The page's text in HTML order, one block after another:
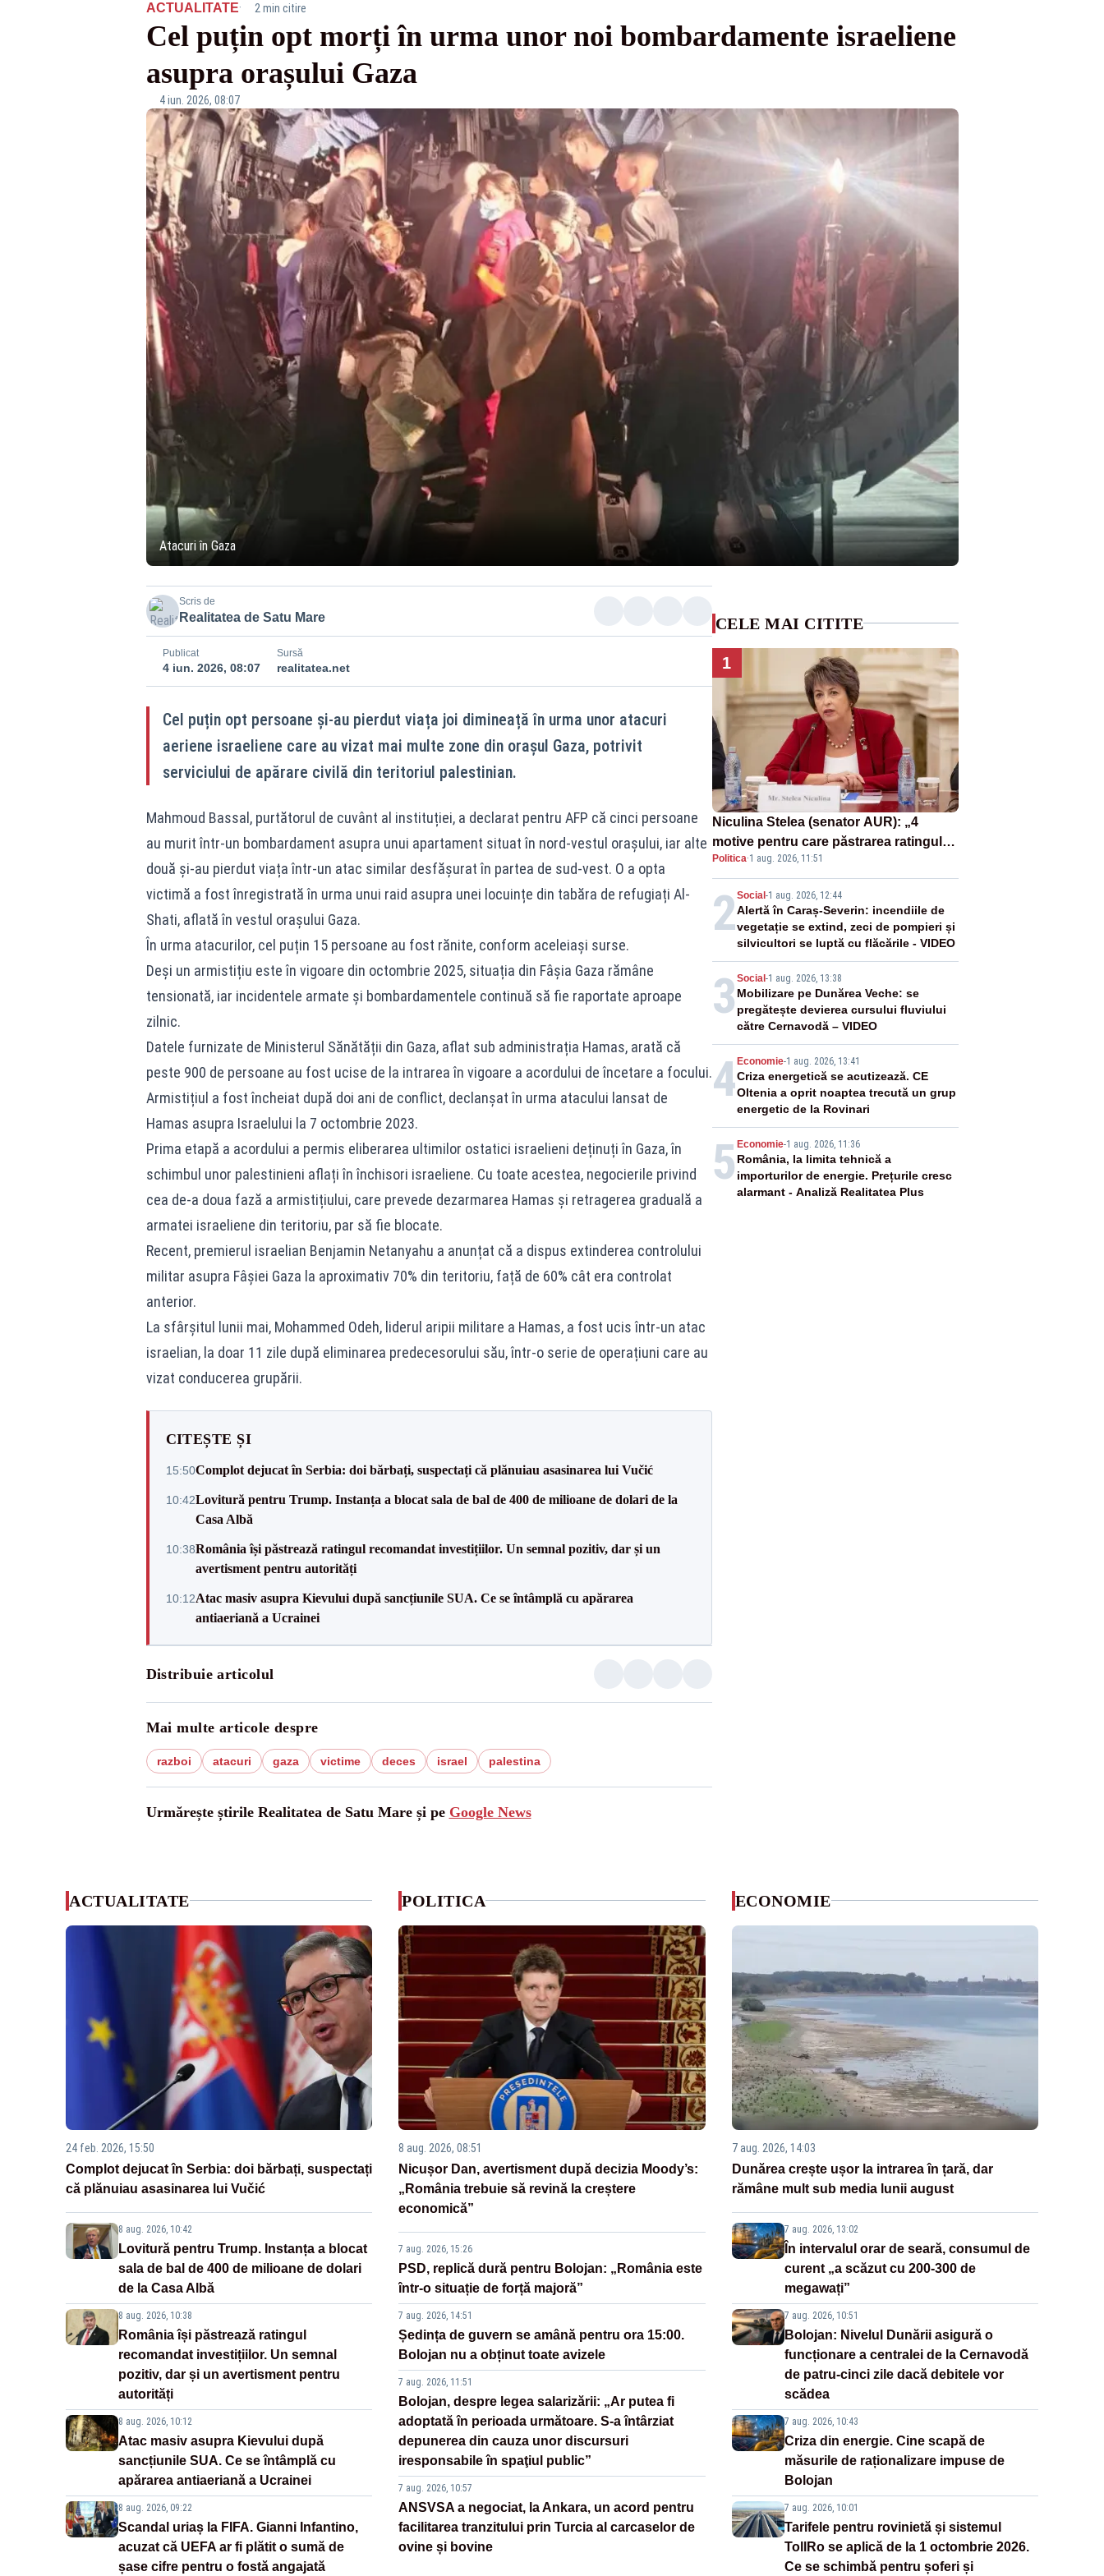
ACTUALITATE· 2 min citire
Cel puțin opt morți în urma unor noi bombardamente israeliene
asupra orașului Gaza
4 iun. 2026, 08:07
Atacuri în Gaza
Scris de
Realitatea de Satu Mare
Publicat
4 iun. 2026, 08:07
Sursă
realitatea.net
Cel puțin opt persoane și-au pierdut viața joi dimineață în urma unor atacuri
aeriene israeliene care au vizat mai multe zone din orașul Gaza, potrivit
serviciului de apărare civilă din teritoriul palestinian.
Mahmoud Bassal, purtătorul de cuvânt al instituției, a declarat pentru AFP că cinci persoane
au murit într-un bombardament asupra unui apartament situat în nord-vestul orașului, iar alte
două și-au pierdut viața într-un atac similar desfășurat în partea de sud-vest. O a opta
victimă a fost înregistrată în urma unui raid asupra unei locuințe din tabăra de refugiați Al-
Shati, aflată în vestul orașului Gaza.
În urma atacurilor, cel puțin 15 persoane au fost rănite, conform aceleiași surse.
Deși un armistițiu este în vigoare din octombrie 2025, situația din Fâșia Gaza rămâne
tensionată, iar incidentele armate și bombardamentele continuă să fie raportate aproape
zilnic.
Datele furnizate de Ministerul Sănătății din Gaza, aflat sub administrația Hamas, arată că
peste 900 de persoane au fost ucise de la intrarea în vigoare a acordului de încetare a focului.
Armistițiul a fost încheiat după doi ani de conflict, declanșat în urma atacului lansat de
Hamas asupra Israelului la 7 octombrie 2023.
Prima etapă a acordului a permis eliberarea ultimilor ostatici israelieni deținuți în Gaza, în
schimbul unor palestinieni aflați în închisori israeliene. Cu toate acestea, negocierile privind
cea de-a doua fază a armistițiului, care prevede dezarmarea Hamas și retragerea graduală a
armatei israeliene din teritoriu, par să fie blocate.
Recent, premierul israelian Benjamin Netanyahu a anunțat că a dispus extinderea controlului
militar asupra Fâșiei Gaza la aproximativ 70% din teritoriu, față de 60% cât era controlat
anterior.
La sfârșitul lunii mai, Mohammed Odeh, liderul aripii militare a Hamas, a fost ucis într-un atac
israelian, la doar 11 zile după eliminarea predecesorului său, într-o serie de operațiuni care au
vizat conducerea grupării.
CITEȘTE ȘI
15:50Complot dejucat în Serbia: doi bărbați, suspectați că plănuiau asasinarea lui Vučić
10:42Lovitură pentru Trump. Instanța a blocat sala de bal de 400 de milioane de dolari de la
Casa Albă
10:38România își păstrează ratingul recomandat investițiilor. Un semnal pozitiv, dar și un
avertisment pentru autorități
10:12Atac masiv asupra Kievului după sancțiunile SUA. Ce se întâmplă cu apărarea
antiaeriană a Ucrainei
Distribuie articolul
Mai multe articole despre
razboi atacuri gaza victime deces israel palestina
Urmărește știrile Realitatea de Satu Mare și pe Google News
CELE MAI CITITE
1
Niculina Stelea (senator AUR): „4
motive pentru care păstrarea ratingului
de țară nu este o reușită pentru
Guvernul Bolojan”
Politica·1 aug. 2026, 11:51
2Social-1 aug. 2026, 12:44
Alertă în Caraș-Severin: incendiile de
vegetație se extind, zeci de pompieri și
silvicultori se luptă cu flăcările - VIDEO
3 Social-1 aug. 2026, 13:38
Mobilizare pe Dunărea Veche: se
pregătește devierea cursului fluviului
către Cernavodă – VIDEO
4Economie-1 aug. 2026, 13:41
Criza energetică se acutizează. CE
Oltenia a oprit noaptea trecută un grup
energetic de la Rovinari
5 Economie-1 aug. 2026, 11:36
România, la limita tehnică a
importurilor de energie. Prețurile cresc
alarmant - Analiză Realitatea Plus
ACTUALITATE
24 feb. 2026, 15:50
Complot dejucat în Serbia: doi bărbați, suspectați
că plănuiau asasinarea lui Vučić
8 aug. 2026, 10:42
Lovitură pentru Trump. Instanța a blocat
sala de bal de 400 de milioane de dolari
de la Casa Albă
8 aug. 2026, 10:38
România își păstrează ratingul
recomandat investițiilor. Un semnal
pozitiv, dar și un avertisment pentru
autorități
8 aug. 2026, 10:12
Atac masiv asupra Kievului după
sancțiunile SUA. Ce se întâmplă cu
apărarea antiaeriană a Ucrainei
8 aug. 2026, 09:22
Scandal uriaș la FIFA. Gianni Infantino,
acuzat că UEFA ar fi plătit o sumă de
șase cifre pentru o fostă angajată
POLITICA
8 aug. 2026, 08:51
Nicușor Dan, avertisment după decizia Moody’s:
„România trebuie să revină la creștere
economică”
7 aug. 2026, 15:26
PSD, replică dură pentru Bolojan: „România este
într-o situație de forță majoră”
7 aug. 2026, 14:51
Ședința de guvern se amână pentru ora 15:00.
Bolojan nu a obținut toate avizele
7 aug. 2026, 11:51
Bolojan, despre legea salarizării: „Ar putea fi
adoptată în perioada următoare. S-a întârziat
depunerea din cauza unor discursuri
iresponsabile în spaţiul public”
7 aug. 2026, 10:57
ANSVSA a negociat, la Ankara, un acord pentru
facilitarea tranzitului prin Turcia al carcaselor de
ovine și bovine
ECONOMIE
7 aug. 2026, 14:03
Dunărea crește ușor la intrarea în țară, dar
rămâne mult sub media lunii august
7 aug. 2026, 13:02
În intervalul orar de seară, consumul de
curent „a scăzut cu 200-300 de
megawați”
7 aug. 2026, 10:51
Bolojan: Nivelul Dunării asigură o
funcționare a centralei de la Cernavodă
de patru-cinci zile dacă debitele vor
scădea
7 aug. 2026, 10:43
Criza din energie. Cine scapă de
măsurile de raționalizare impuse de
Bolojan
7 aug. 2026, 10:01
Tarifele pentru rovinietă și sistemul
TollRo se aplică de la 1 octombrie 2026.
Ce se schimbă pentru șoferi și